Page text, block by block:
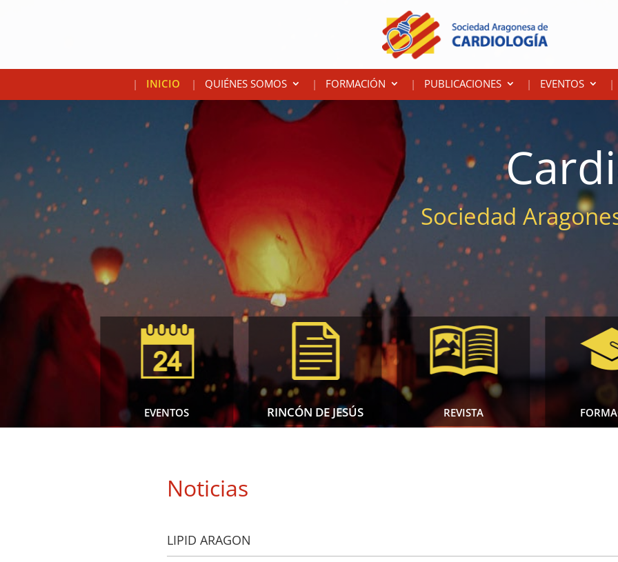
INICIO QUIÉNES SOMOS FORMACIÓN PUBLICACIONES EVENTOS
Sociedad
EVENTOS RINCÓN DE JESÚS REVISTA
Noticias
LIPID ARAGON